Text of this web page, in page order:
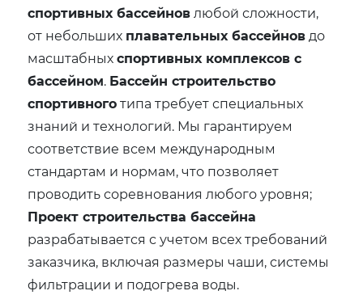
спортивных бассейнов любой сложности,
от небольших плавательных бассейнов до
масштабныхспортивных комплексов с
бассейном. Бассейн строительство
спортивноготипа требует специальных
знаний и технологий. Мы гарантируем
соответствие всем международным
стандартам и нормам, что позволяет
проводить соревнования любого уровня;
Проект строительства бассейна
разрабатывается с учетом всех требований
заказчика, включая размеры чаши, системы
фильтрации и подогрева воды.